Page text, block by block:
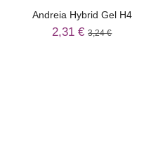
Andreia Hybrid Gel H4
2,31 €3,24 €